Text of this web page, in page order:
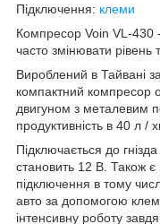
Підключення: клеми
Компресор Voin VL-430 -
часто змінювати рівень
Вироблений в Тайвані
компактний компресор
двигуном з металевим
продуктивність в 40 л /
Підключається до
становить 12 В. Також є
підключення в тому
авто за допомогою
інтенсивну роботу